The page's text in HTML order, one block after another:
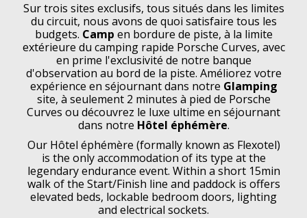
Sur trois sites exclusifs, tous situés dans les limites
du circuit, nous avons de quoi satisfaire tous les
budgets. Camp en bordure de piste, à la limite
extérieure du camping rapide Porsche Curves, avec
en prime l'exclusivité de notre banque
d'observation au bord de la piste. Améliorez votre
expérience en séjournant dans notre Glamping
site, à seulement 2 minutes à pied de Porsche
Curves ou découvrez le luxe ultime en séjournant
dans notre Hôtel éphémère.
Our Hôtel éphémère (formally known as Flexotel)
is the only accommodation of its type at the
legendary endurance event. Within a short 15min
walk of the Start/Finish line and paddock is offers
elevated beds, lockable bedroom doors, lighting
and electrical sockets.